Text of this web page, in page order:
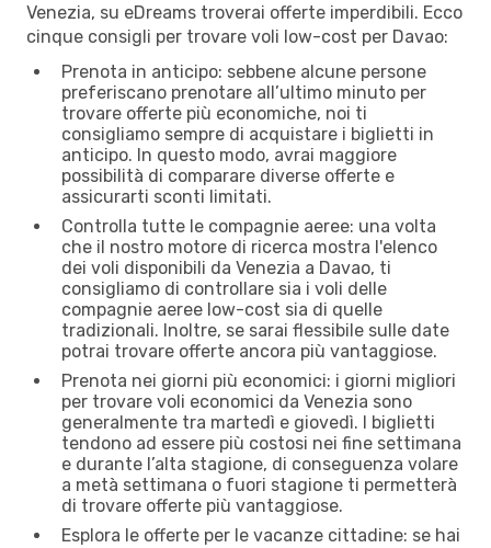
Venezia, su eDreams troverai offerte imperdibili. Ecco
cinque consigli per trovare voli low-cost per Davao:
Prenota in anticipo: sebbene alcune persone
preferiscano prenotare all’ultimo minuto per
trovare offerte più economiche, noi ti
consigliamo sempre di acquistare i biglietti in
anticipo. In questo modo, avrai maggiore
possibilità di comparare diverse offerte e
assicurarti sconti limitati.
Controlla tutte le compagnie aeree: una volta
che il nostro motore di ricerca mostra l'elenco
dei voli disponibili da Venezia a Davao, ti
consigliamo di controllare sia i voli delle
compagnie aeree low-cost sia di quelle
tradizionali. Inoltre, se sarai flessibile sulle date
potrai trovare offerte ancora più vantaggiose.
Prenota nei giorni più economici: i giorni migliori
per trovare voli economici da Venezia sono
generalmente tra martedì e giovedì. I biglietti
tendono ad essere più costosi nei fine settimana
e durante l’alta stagione, di conseguenza volare
a metà settimana o fuori stagione ti permetterà
di trovare offerte più vantaggiose.
Esplora le offerte per le vacanze cittadine: se hai